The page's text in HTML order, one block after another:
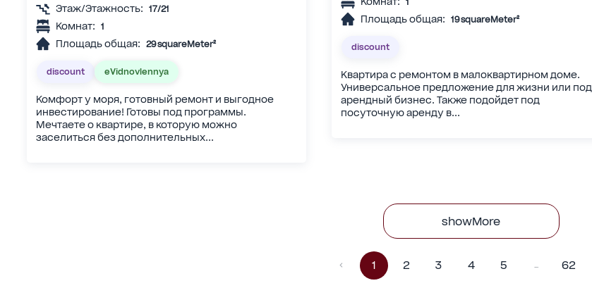
Этаж/Этажность: 17/21
Комнат: 1
Площадь общая: 29 squareMeter²
discount eVidnovlennya
Комфорт у моря, готовный ремонт и выгодное
инвестирование! Готовы под программы.
Мечтаете о квартире, в которую можно
заселиться без дополнительных...
Площадь общая: 19 squareMeter²
discount
Квартира с ремонтом в малоквартирном доме.
Универсальное предложение для жизни или под
арендный бизнес. Также подойдет под
посуточную аренду в...
showMore
1 2 3 4 5 62